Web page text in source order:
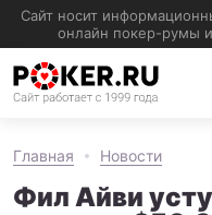
Главная Новости
Фил Айви